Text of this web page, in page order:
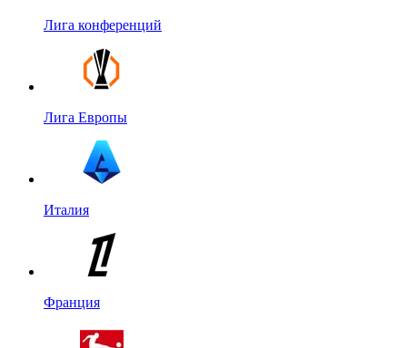
Лига конференций
Лига Европы
Италия
Франция